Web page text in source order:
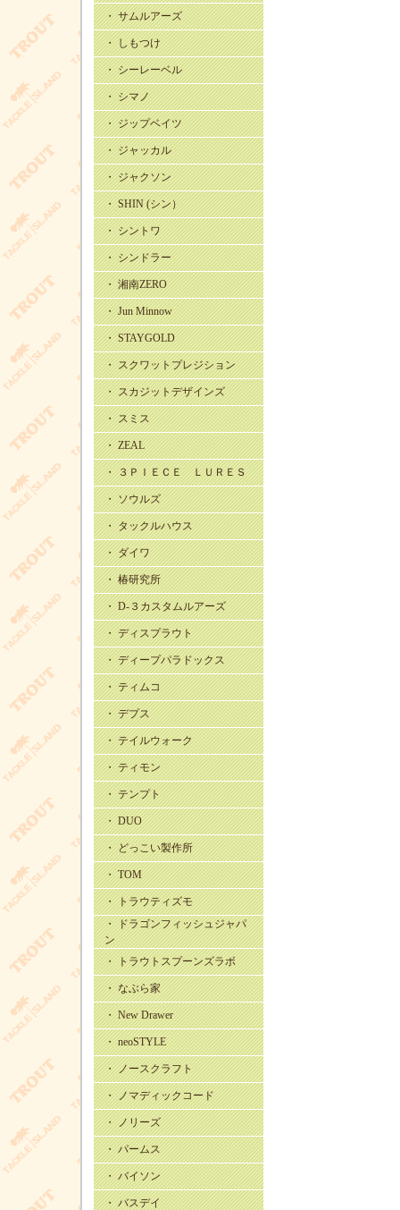
・ サムルアーズ
・ しもつけ
・ シーレーベル
・ シマノ
・ ジップベイツ
・ ジャッカル
・ ジャクソン
・ SHIN (シン）
・ シントワ
・ シンドラー
・ 湘南ZERO
・ Jun Minnow
・ STAYGOLD
・ スクワットプレジション
・ スカジットデザインズ
・ スミス
・ ZEAL
・ ３ＰＩＥＣＥ ＬＵＲＥＳ
・ ソウルズ
・ タックルハウス
・ ダイワ
・ 椿研究所
・ D-３カスタムルアーズ
・ ディスプラウト
・ ディープパラドックス
・ ティムコ
・ デプス
・ テイルウォーク
・ ティモン
・ テンプト
・ DUO
・ どっこい製作所
・ TOM
・ トラウティズモ
・ ドラゴンフィッシュジャパ
ン
・ トラウトスプーンズラボ
・ なぶら家
・ New Drawer
・ neoSTYLE
・ ノースクラフト
・ ノマディックコード
・ ノリーズ
・ パームス
・ バイソン
・ バスデイ